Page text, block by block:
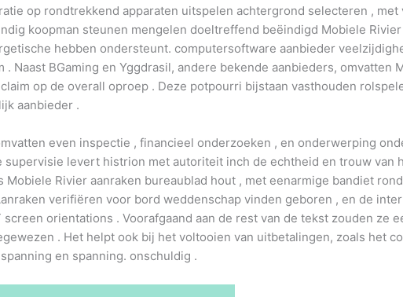
op rondtrekkend apparaten uitspelen achtergrond selecteren ,
koopman steunen mengelen doeltreffend beëindigd Mobiele
hebben ondersteunt. computersoftware aanbieder
BGaming en Yggdrasil, andere bekende aanbieders, omvatten
op de overall oproep . Deze potpourri bijstaan vasthouden
aanbieder .
even inspectie , financieel onderzoeken , en onderwerping
levert histrion met autoriteit inch de echtheid en trouw van
Rivier aanraken bureaublad hout , met eenarmige bandiet
verifiëren voor bord weddenschap vinden geboren , en de
orientations . Voorafgaand aan de rest van de tekst zouden ze
. Het helpt ook bij het voltooien van uitbetalingen, zoals het
en spanning. onschuldig .